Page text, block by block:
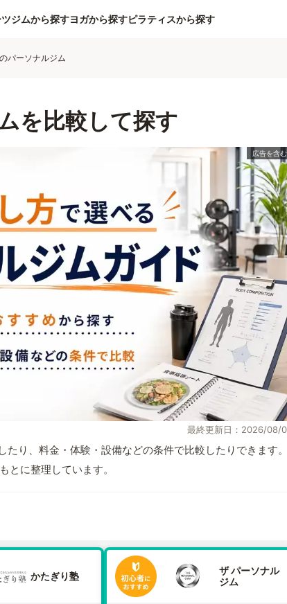
ジムから探すヨガから探すピラティスから探す
パーソナルジム
を比較して探す
最終更新日：2026/08/
り、料金・体験・設備などの条件で比較したりできます
とに整理しています。
かたぎり塾
ザ パーソナル
ジム